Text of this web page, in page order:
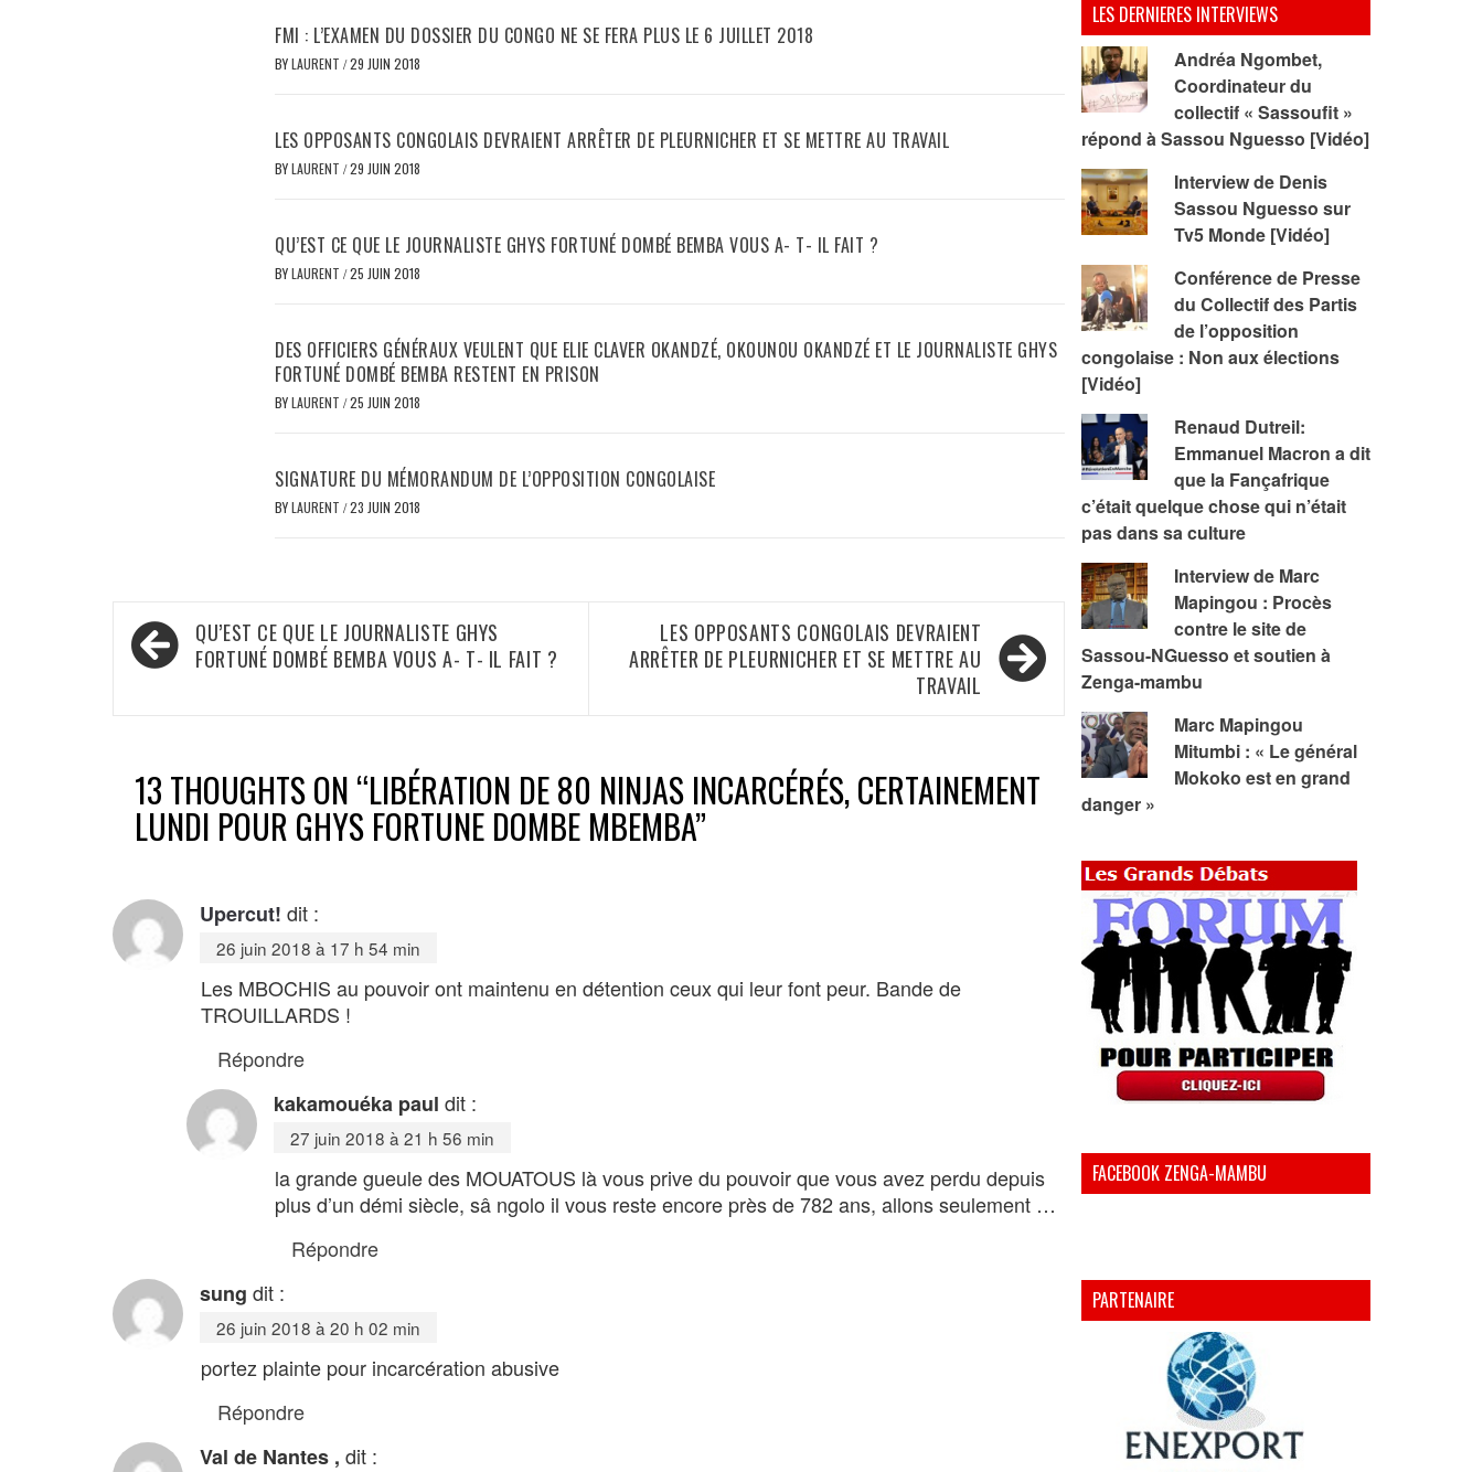
FMI : L’EXAMEN DU DOSSIER DU CONGO NE SE FERA PLUS LE 6 JUILLET 2018
BYLAURENT /29 JUIN 2018
LES OPPOSANTS CONGOLAIS DEVRAIENT ARRÊTER DE PLEURNICHER ET SE METTRE AU TRAVAIL
BYLAURENT /29 JUIN 2018
QU’EST CE QUE LE JOURNALISTE GHYS FORTUNÉ DOMBÉ BEMBA VOUS A- T- IL FAIT ?
BYLAURENT /25 JUIN 2018
DES OFFICIERS GÉNÉRAUX VEULENT QUE ELIE CLAVER OKANDZÉ, OKOUNOU OKANDZÉ ET LE JOURNALISTE GHYS
FORTUNÉ DOMBÉ BEMBA RESTENT EN PRISON
BYLAURENT /25 JUIN 2018
SIGNATURE DU MÉMORANDUM DE L’OPPOSITION CONGOLAISE
BYLAURENT /23 JUIN 2018
Navigation
de
QU’EST CE QUE LE JOURNALISTE GHYS
FORTUNÉ DOMBÉ BEMBA VOUS A- T- IL FAIT ?
LES OPPOSANTS CONGOLAIS DEVRAIENT
ARRÊTER DE PLEURNICHER ET SE METTRE AU
TRAVAIL
13 THOUGHTS ON “LIBÉRATION DE 80 NINJAS INCARCÉRÉS, CERTAINEMENT
LUNDI POUR GHYS FORTUNE DOMBE MBEMBA”
Upercut! dit :
26 juin 2018 à 17 h 54 min
Les MBOCHIS au pouvoir ont maintenu en détention ceux qui leur font peur. Bande de
TROUILLARDS !
Répondre
kakamouéka paul dit :
27 juin 2018 à 21 h 56 min
la grande gueule des MOUATOUS là vous prive du pouvoir que vous avez perdu depuis
plus d’un démi siècle, sâ ngolo il vous reste encore près de 782 ans, allons seulement …
Répondre
sung dit :
26 juin 2018 à 20 h 02 min
portez plainte pour incarcération abusive
Répondre
Val de Nantes , dit :
LES DERNIERES INTERVIEWS
Andréa Ngombet,
Coordinateur du
collectif « Sassoufit »
répond à Sassou Nguesso [Vidéo]
Interview de Denis
Sassou Nguesso sur
Tv5 Monde [Vidéo]
Conférence de Presse
du Collectif des Partis
de l’opposition
congolaise : Non aux élections
[Vidéo]
Renaud Dutreil:
Emmanuel Macron a dit
que la Fançafrique
c’était quelque chose qui n’était
pas dans sa culture
Interview de Marc
Mapingou : Procès
contre le site de
Sassou-NGuesso et soutien à
Zenga-mambu
Marc Mapingou
Mitumbi : « Le général
Mokoko est en grand
danger »
FACEBOOK ZENGA-MAMBU
PARTENAIRE